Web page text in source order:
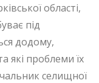
області,
під
додому,
які проблеми їх
селищної